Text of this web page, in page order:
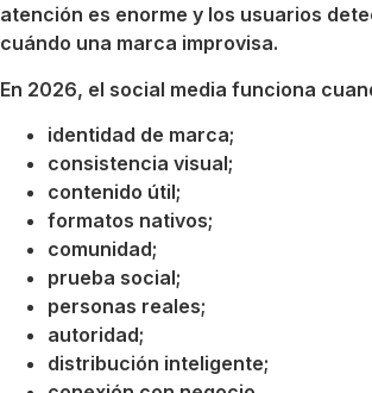
atención es enorme y los usuarios
cuándo una marca improvisa.
En 2026, el social media funciona
identidad de marca;
consistencia visual;
contenido útil;
formatos nativos;
comunidad;
prueba social;
personas reales;
autoridad;
distribución inteligente;